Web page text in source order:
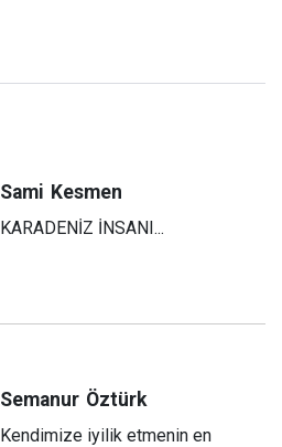
Sami Kesmen
KARADENİZ İNSANI...
Semanur Öztürk
Kendimize iyilik etmenin en